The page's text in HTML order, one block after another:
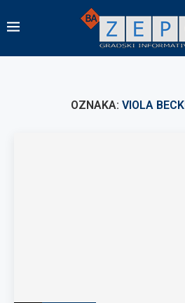
OZNAKA: VIOLA